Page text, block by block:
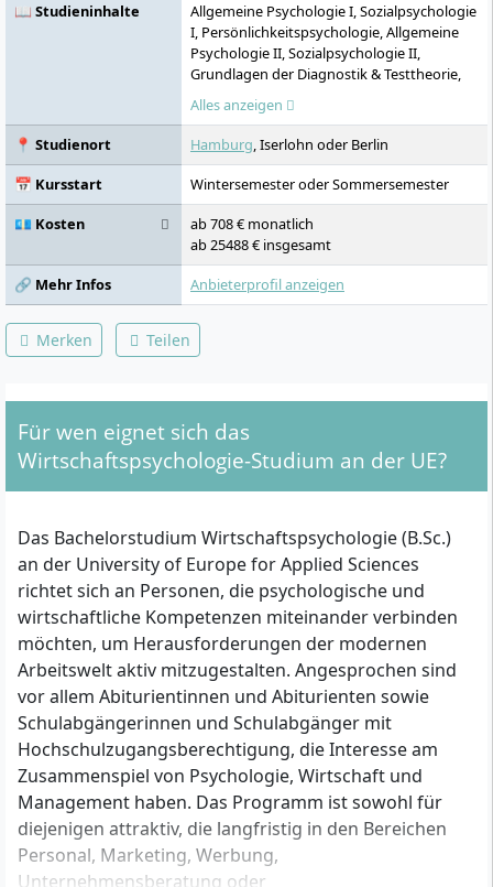
📖 Studieninhalte
Allgemeine Psychologie I, Sozialpsychologie
I, Persönlichkeitspsychologie, Allgemeine
Psychologie II, Sozialpsychologie II,
Grundlagen der Diagnostik & Testtheorie,
Methoden der empirischen
Sozialforschung, Methodenlehre & Statistik
I, Methodenlehre & Statistik II, Economics,
Finanzbuchhaltung & Bilanzierung,
Controlling & Kostenmanagement,
Marketing, Sales & CRM, Digital Media &
Communication, Digital Transformation,
Management Basics, Personal &
Organisation, Recht,
Organisationspsychologie, Praxissemester
30 Markt- und Werbepsychologie,
Personalpsychologie, Arbeitspsychologie,
Work / Lab, Bachelor Thesis Kolloquium,
Bachelor Thesis
Alles anzeigen
📍 Studienort
Hamburg, Iserlohn oder Berlin
📅 Kursstart
Wintersemester oder Sommersemester
💶 Kosten
ab 708 € monatlich
ab 25488 € insgesamt
🔗 Mehr Infos
Anbieterprofil anzeigen
Merken Teilen
Für wen eignet sich das
Wirtschaftspsychologie-Studium an der UE?
Das Bachelorstudium Wirtschaftspsychologie (B.Sc.)
an der University of Europe for Applied Sciences
richtet sich an Personen, die psychologische und
wirtschaftliche Kompetenzen miteinander verbinden
möchten, um Herausforderungen der modernen
Arbeitswelt aktiv mitzugestalten. Angesprochen sind
vor allem Abiturientinnen und Abiturienten sowie
Schulabgängerinnen und Schulabgänger mit
Hochschulzugangsberechtigung, die Interesse am
Zusammenspiel von Psychologie, Wirtschaft und
Management haben. Das Programm ist sowohl für
diejenigen attraktiv, die langfristig in den Bereichen
Personal, Marketing, Werbung,
Unternehmensberatung oder